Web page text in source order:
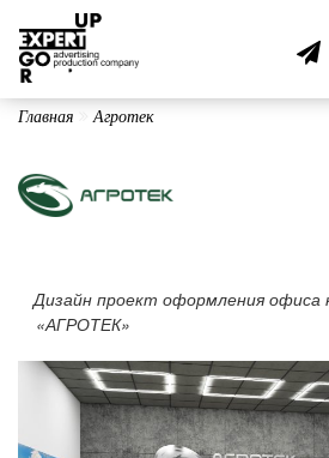
содержимому
Главная Агротек
Дизайн проект оформления офиса
«АГРОТЕК»